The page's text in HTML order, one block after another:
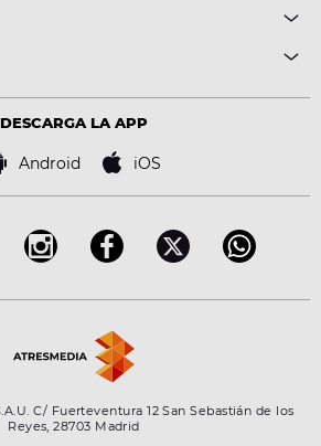
DESCARGA LA APP
Android iOS
C/ Fuerteventura 12 San Sebastián de los
Reyes, 28703 Madrid